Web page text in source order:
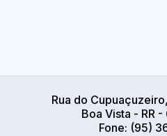
Rua do
Boa Vista - RR
Fone: (95)